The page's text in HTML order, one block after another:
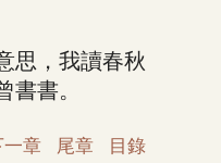
，我讀春秋
書書。
一章 尾章 目錄